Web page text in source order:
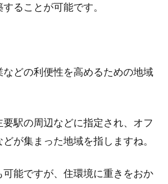
ることが可能です。
などの利便性を高めるための地域
駅の周辺などに指定され、オフ
が集まった地域を指しますね。
能ですが、住環境に重きをおか